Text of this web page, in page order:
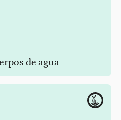
de agua
no biodegradables
urbanas